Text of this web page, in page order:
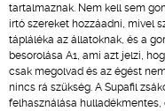
tartalmaznak. Nem kell sem
irtó szereket hozzáadni, mivel
tápláléka az állatoknak, és a
besorolása A1, ami azt jelzi,
csak megolvad és az égést
nincs rá szükség. A Supafil
felhasználása